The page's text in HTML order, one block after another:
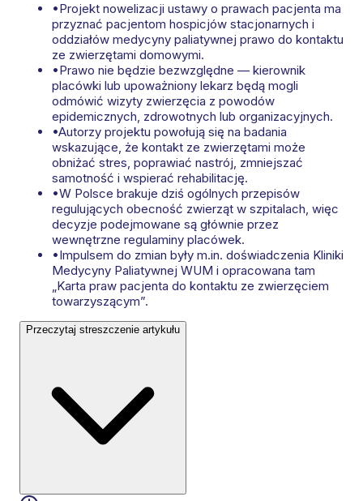
•Projekt nowelizacji ustawy o prawach pacjenta ma
przyznać pacjentom hospicjów stacjonarnych i
oddziałów medycyny paliatywnej prawo do kontaktu
ze zwierzętami domowymi.
•Prawo nie będzie bezwzględne — kierownik
placówki lub upoważniony lekarz będą mogli
odmówić wizyty zwierzęcia z powodów
epidemicznych, zdrowotnych lub organizacyjnych.
•Autorzy projektu powołują się na badania
wskazujące, że kontakt ze zwierzętami może
obniżać stres, poprawiać nastrój, zmniejszać
samotność i wspierać rehabilitację.
•W Polsce brakuje dziś ogólnych przepisów
regulujących obecność zwierząt w szpitalach, więc
decyzje podejmowane są głównie przez
wewnętrzne regulaminy placówek.
•Impulsem do zmian były m.in. doświadczenia Kliniki
Medycyny Paliatywnej WUM i opracowana tam
„Karta praw pacjenta do kontaktu ze zwierzęciem
towarzyszącym”.
Przeczytaj streszczenie artykułu